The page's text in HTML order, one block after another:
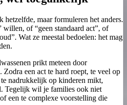
hetzelfde, maar formuleren het anders.
willen, of “geen standaard act”, of
Wat ze meestal bedoelen: het mag
prikt meteen door
een act te hard roept, te veel op
nadrukkelijk op kinderen mikt,
Tegelijk wil je families ook niet
een te complexe voorstelling die